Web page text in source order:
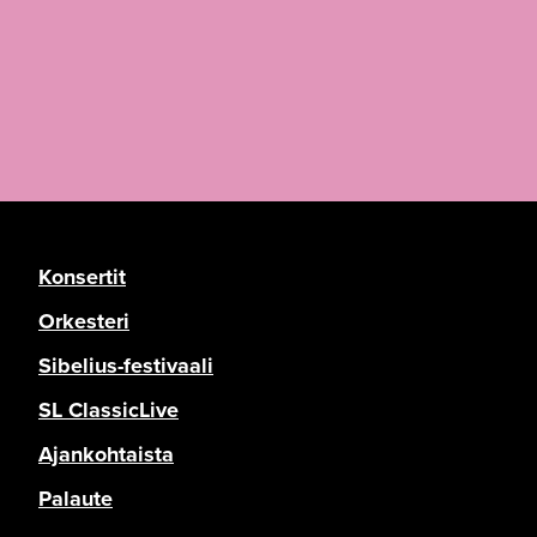
Konsertit
Orkesteri
Sibelius-festivaali
SL ClassicLive
Ajankohtaista
Palaute